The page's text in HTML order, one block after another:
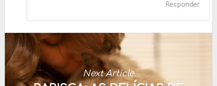
Responder
Next Article